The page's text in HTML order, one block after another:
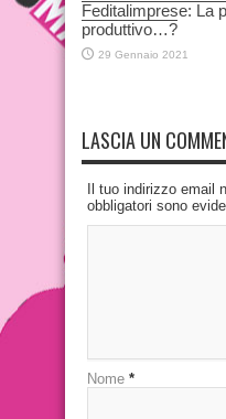
Feditalimprese: La
produttivo…?
29 Gennaio 2021
LASCIA UN
Il tuo indirizzo email
obbligatori sono
Nome *